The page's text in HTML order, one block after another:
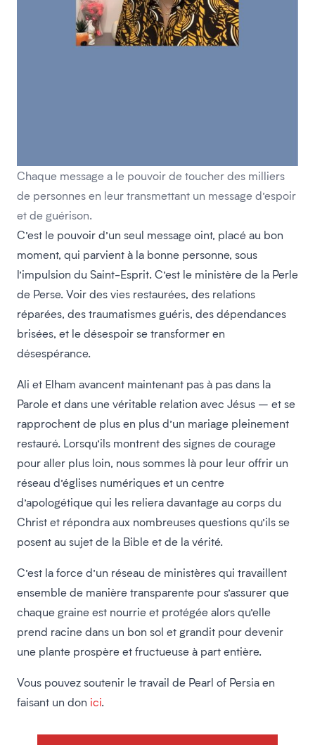
Chaque message a le pouvoir de toucher des milliers
de personnes en leur transmettant un message d’espoir
et de guérison.
C’est le pouvoir d’un seul message oint, placé au bon
moment, qui parvient à la bonne personne, sous
l’impulsion du Saint-Esprit. C’est le ministère de la Perle
de Perse. Voir des vies restaurées, des relations
réparées, des traumatismes guéris, des dépendances
brisées, et le désespoir se transformer en
désespérance.
Ali et Elham avancent maintenant pas à pas dans la
Parole et dans une véritable relation avec Jésus – et se
rapprochent de plus en plus d’un mariage pleinement
restauré. Lorsqu’ils montrent des signes de courage
pour aller plus loin, nous sommes là pour leur offrir un
réseau d’églises numériques et un centre
d’apologétique qui les reliera davantage au corps du
Christ et répondra aux nombreuses questions qu’ils se
posent au sujet de la Bible et de la vérité.
C’est la force d’un réseau de ministères qui travaillent
ensemble de manière transparente pour s’assurer que
chaque graine est nourrie et protégée alors qu’elle
prend racine dans un bon sol et grandit pour devenir
une plante prospère et fructueuse à part entière.
Vous pouvez soutenir le travail de Pearl of Persia en
faisant un don ici.